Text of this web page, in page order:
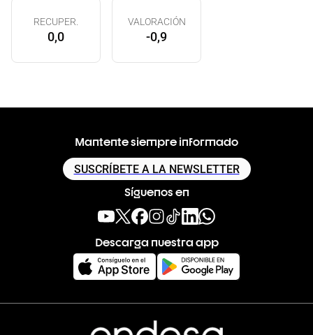
RECUPER.
0,0
VALORACIÓN
-0,9
Mantente siempre informado
SUSCRÍBETE A LA NEWSLETTER
Síguenos en
Descarga nuestra app